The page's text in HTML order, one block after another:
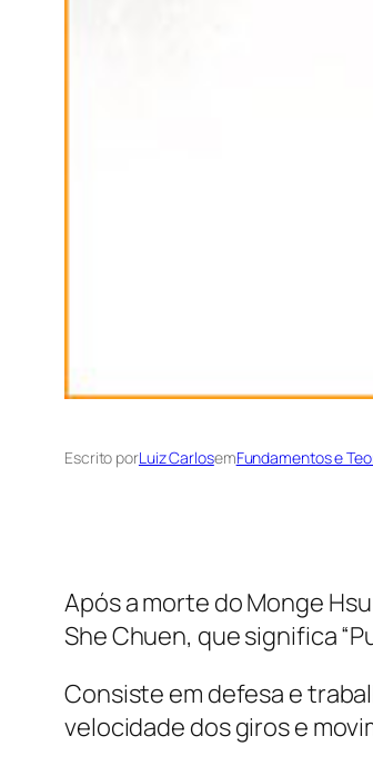
Escrito porLuiz CarlosemFundamentos e
Após a morte do Monge
She Chuen, que significa
Consiste em defesa e
velocidade dos giros e